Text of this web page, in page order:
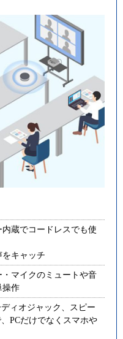
蔵でコードレスでも使
キャッチ
マイクのミュートや音
操作
ィオジャック、スピー
PCだけでなくスマホや